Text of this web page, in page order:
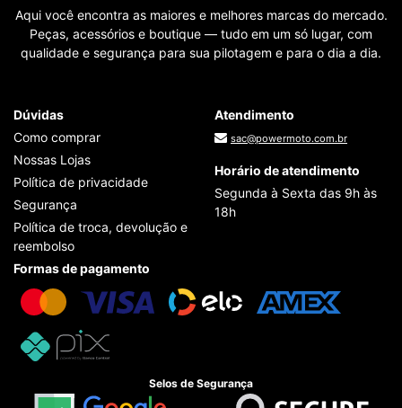
Aqui você encontra as maiores e melhores marcas do mercado.
Peças, acessórios e boutique — tudo em um só lugar, com
qualidade e segurança para sua pilotagem e para o dia a dia.
Dúvidas
Como comprar
Nossas Lojas
Política de privacidade
Segurança
Política de troca, devolução e
reembolso
Atendimento
sac@powermoto.com.br
Horário de atendimento
Segunda à Sexta das 9h às
18h
Formas de pagamento
Selos de Segurança